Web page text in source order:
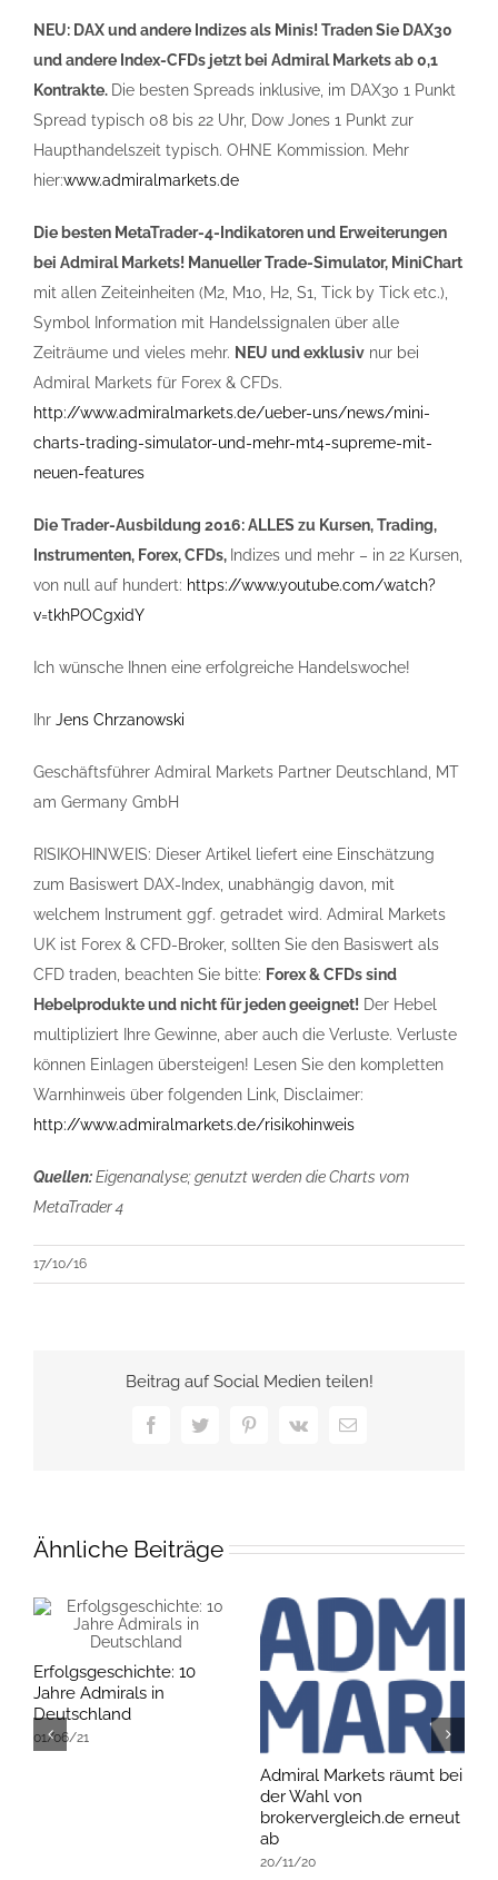
NEU: DAX und andere Indizes als Minis! Traden Sie DAX30
und andere Index-CFDs jetzt bei Admiral Markets ab 0,1
Kontrakte. Die besten Spreads inklusive, im DAX30 1 Punkt
Spread typisch 08 bis 22 Uhr, Dow Jones 1 Punkt zur
Haupthandelszeit typisch. OHNE Kommission. Mehr
hier:www.admiralmarkets.de
Die besten MetaTrader-4-Indikatoren und Erweiterungen
bei Admiral Markets! Manueller Trade-Simulator, MiniChart
mit allen Zeiteinheiten (M2, M10, H2, S1, Tick by Tick etc.),
Symbol Information mit Handelssignalen über alle
Zeiträume und vieles mehr. NEU und exklusiv nur bei
Admiral Markets für Forex & CFDs.
http://www.admiralmarkets.de/ueber-uns/news/mini-
charts-trading-simulator-und-mehr-mt4-supreme-mit-
neuen-features
Die Trader-Ausbildung 2016: ALLES zu Kursen, Trading,
Instrumenten, Forex, CFDs, Indizes und mehr – in 22 Kursen,
von null auf hundert: https://www.youtube.com/watch?
v=tkhPOCgxidY
Ich wünsche Ihnen eine erfolgreiche Handelswoche!
Ihr Jens Chrzanowski
Geschäftsführer Admiral Markets Partner Deutschland, MT
am Germany GmbH
RISIKOHINWEIS: Dieser Artikel liefert eine Einschätzung
zum Basiswert DAX-Index, unabhängig davon, mit
welchem Instrument ggf. getradet wird. Admiral Markets
UK ist Forex & CFD-Broker, sollten Sie den Basiswert als
CFD traden, beachten Sie bitte: Forex & CFDs sind
Hebelprodukte und nicht für jeden geeignet! Der Hebel
multipliziert Ihre Gewinne, aber auch die Verluste. Verluste
können Einlagen übersteigen! Lesen Sie den kompletten
Warnhinweis über folgenden Link, Disclaimer:
http://www.admiralmarkets.de/risikohinweis
Quellen:Eigenanalyse; genutzt werden die Charts vom
MetaTrader 4
17/10/16
Beitrag auf Social Medien teilen!
FacebookTwitterPinterest
Vk
E-
Ähnliche Beiträge
Erfolgsgeschichte: 10
Jahre Admirals in
Deutschland
01/06/21
Admiral Markets räumt bei
der Wahl von
brokervergleich.de erneut
ab
20/11/20